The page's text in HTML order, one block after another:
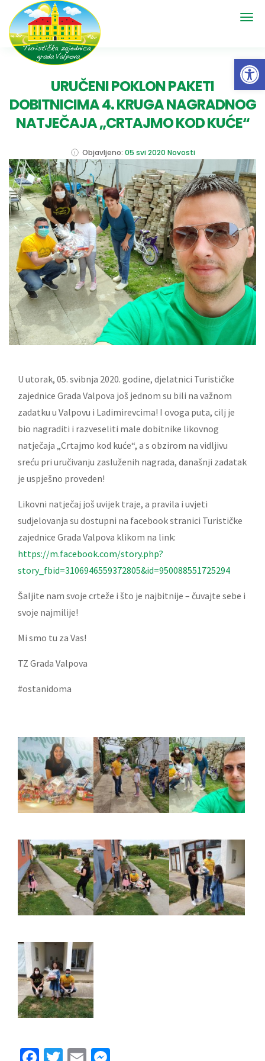
URUČENI POKLON PAKETI
DOBITNICIMA 4. KRUGA NAGRADNOG
NATJEČAJA „CRTAJMO KOD KUĆE“
Objavljeno: 05 svi 2020 Novosti
U utorak, 05. svibnja 2020. godine, djelatnici Turističke
zajednice Grada Valpova još jednom su bili na važnom
zadatku u Valpovu i Ladimirevcima! I ovoga puta, cilj je
bio nagraditi i razveseliti male dobitnike likovnog
natječaja „Crtajmo kod kuće“, a s obzirom na vidljivu
sreću pri uručivanju zasluženih nagrada, današnji zadatak
je uspješno proveden!
Likovni natječaj još uvijek traje, a pravila i uvjeti
sudjelovanja su dostupni na facebook stranici Turističke
zajednice Grada Valpova klikom na link:
https://m.facebook.com/story.php?
story_fbid=3106946559372805&id=950088551725294
Šaljite nam svoje crteže i što je najbitnije – čuvajte sebe i
svoje najmilije!
Mi smo tu za Vas!
TZ Grada Valpova
#ostanidoma